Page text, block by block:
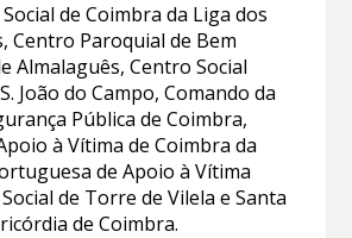
de Coimbra da Liga dos
Centro Paroquial de Bem
Almalaguês, Centro Social
João do Campo, Comando da
Pública de Coimbra,
à Vítima de Coimbra da
de Apoio à Vítima
de Torre de Vilela e Santa
de Coimbra.